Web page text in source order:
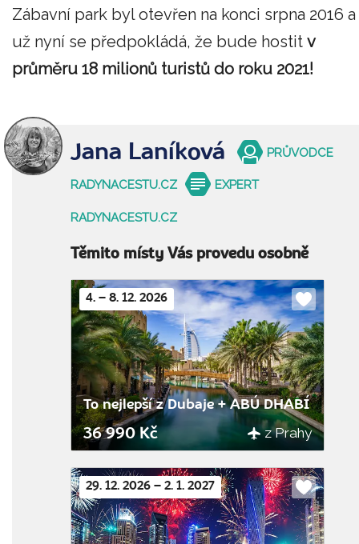
Zábavní park byl otevřen na konci srpna 2016 a
už nyní se předpokládá, že bude hostit v
průměru 18 milionů turistů do roku 2021!
Jana Laníková PRŮVODCE
RADYNACESTU.CZ EXPERT
RADYNACESTU.CZ
Těmito místy Vás provedu osobně
4. – 8. 12. 2026
Do
oblíbených
To nejlepší z Dubaje + ABÚ DHABÍ
36 990 Kč z Prahy
29. 12. 2026 – 2. 1. 2027
Do
oblíbených